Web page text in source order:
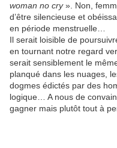
woman no cry». Non,
d’être silencieuse et
en période menstruelle…
Il serait loisible de
en tournant notre regard
serait sensiblement le
planqué dans les nuages,
dogmes édictés par des
logique… A nous de
gagner mais plutôt tout à